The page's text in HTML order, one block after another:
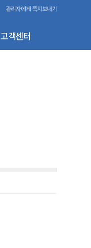
고객센터
관리자에게 쪽지보내기